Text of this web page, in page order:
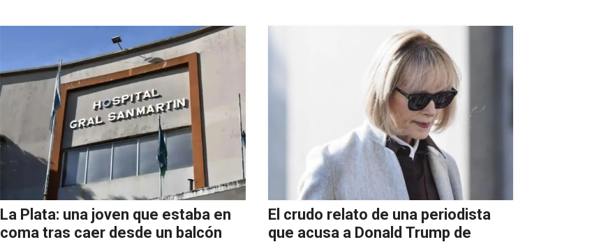
La Plata: una joven que estaba en
coma tras caer desde un balcón
El crudo relato de una periodista
que acusa a Donald Trump de